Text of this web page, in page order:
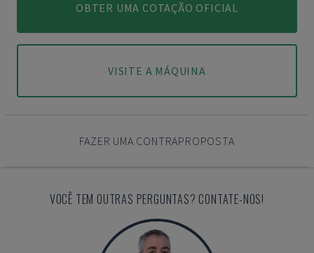
OBTER UMA COTAÇÃO OFICIAL
VISITE A MÁQUINA
FAZER UMA CONTRAPROPOSTA
VOCÊ TEM OUTRAS PERGUNTAS? CONTATE-NOS!